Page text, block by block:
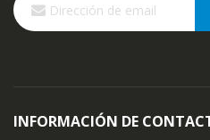
a
nuestro
INFORMACIÓN DE